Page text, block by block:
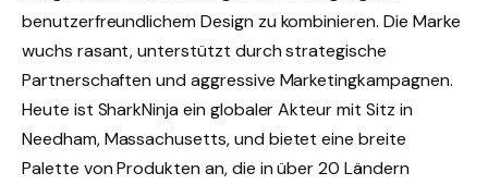
benutzerfreundlichem Design zu kombinieren. Die Marke
wuchs rasant, unterstützt durch strategische
Partnerschaften und aggressive Marketingkampagnen.
Heute ist SharkNinja ein globaler Akteur mit Sitz in
Needham, Massachusetts, und bietet eine breite
Palette von Produkten an, die in über 20 Ländern